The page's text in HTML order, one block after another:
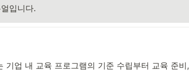
입니다.
기업 내 교육 프로그램의 기준 수립부터 교육 준비,